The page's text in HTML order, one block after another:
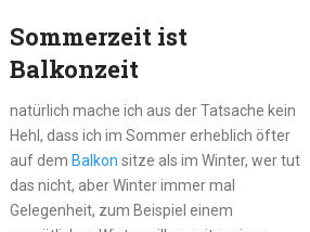
Sommerzeit ist
Balkonzeit
natürlich mache ich aus der Tatsache kein
Hehl, dass ich im Sommer erheblich öfter
auf dem Balkon sitze als im Winter, wer tut
das nicht, aber Winter immer mal
Gelegenheit, zum Beispiel einem